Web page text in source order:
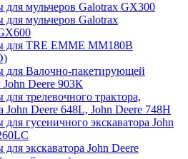
для мульчеров Galotrax GX300
для мульчеров Galotrax
для TRE EMME MM180B
для Валочно-пакетирующей
Deere 903К
трелевочного трактора,
John Deere 648L, John Deere 748H
гусеничного экскаватора John
экскаватора John Deere